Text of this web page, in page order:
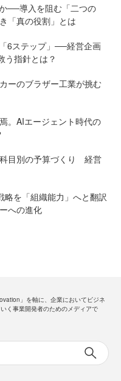
──導入を阻む「二つの
「真の役割」とは
6ステップ」──経営企画
う指針とは？
ーのブラザー工業が挑む
。AIエージェント時代の
目別の予算づくり 経営
を「組織能力」へと翻訳
への進化
」を軸に、企業においてビジネ
く事業開発者のためのメディアで